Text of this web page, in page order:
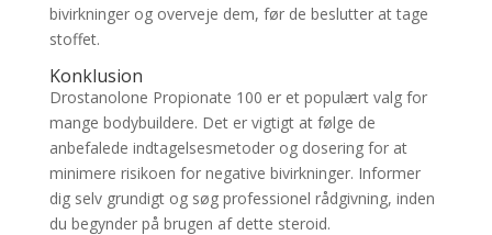
bivirkninger og overveje dem, før de beslutter at tage
stoffet.
Konklusion
Drostanolone Propionate 100 er et populært valg for
mange bodybuildere. Det er vigtigt at følge de
anbefalede indtagelsesmetoder og dosering for at
minimere risikoen for negative bivirkninger. Informer
dig selv grundigt og søg professionel rådgivning, inden
du begynder på brugen af dette steroid.